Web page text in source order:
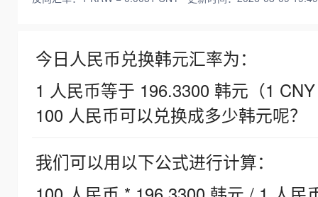
今日人民币兑换韩元汇率为：
1 人民币等于 196.3300 韩元（1
100 人民币可以兑换成多少韩元呢？
我们可以用以下公式进行计算：